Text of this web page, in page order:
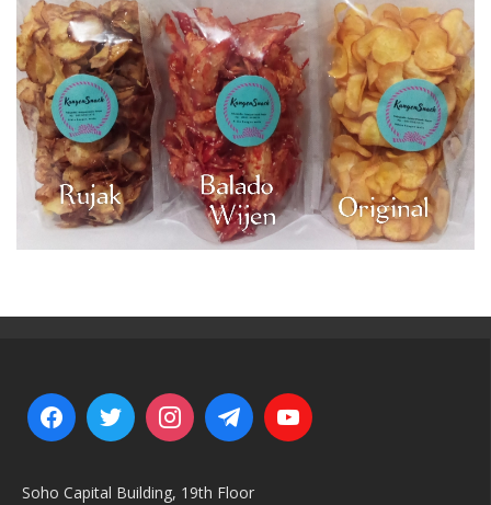
Soho Capital Building, 19th Floor